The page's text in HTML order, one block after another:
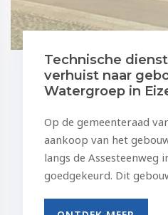
Technische
verhuist naar
Watergroep in
Op de gemeenteraad
aankoop van het
langs de Assesteenweg
goedgekeurd. Dit